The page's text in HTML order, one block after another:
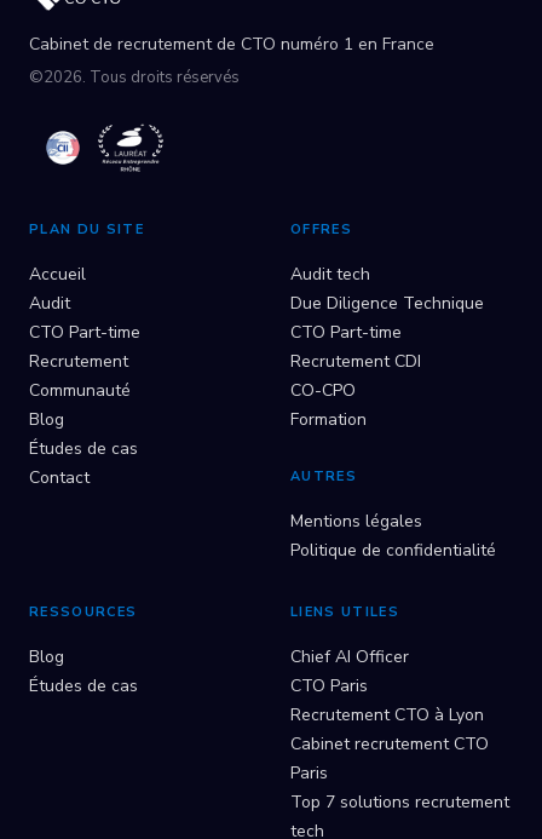
Cabinet de recrutement de CTO numéro 1 en France
©2026. Tous droits réservés
PLAN DU SITE
Accueil
Audit
CTO Part-time
Recrutement
Communauté
Blog
Études de cas
Contact
OFFRES
Audit tech
Due Diligence Technique
CTO Part-time
Recrutement CDI
CO-CPO
Formation
AUTRES
Mentions légales
Politique de confidentialité
RESSOURCES
Blog
Études de cas
LIENS UTILES
Chief AI Officer
CTO Paris
Recrutement CTO à Lyon
Cabinet recrutement CTO
Paris
Top 7 solutions recrutement
tech